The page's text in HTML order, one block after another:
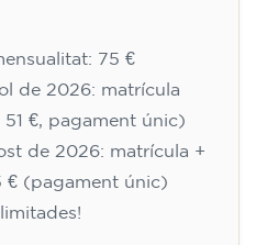
75 €
de 2026: matrícula
€, pagament únic)
de 2026: matrícula +
€ (pagament únic)